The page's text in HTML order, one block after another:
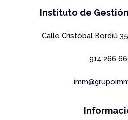
Instituto de
Calle Cristóbal Bordiú
914 266